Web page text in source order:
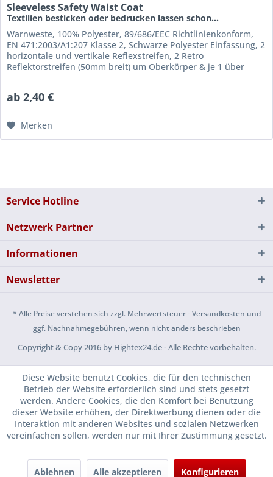
Sleeveless Safety Waist Coat
Textilien besticken oder bedrucken lassen schon...
Warnweste, 100% Polyester, 89/686/EEC Richtlinienkonform,
EN 471:2003/A1:207 Klasse 2, Schwarze Polyester Einfassung, 2
horizontale und vertikale Reflexstreifen, 2 Retro
Reflektorstreifen (50mm breit) um Oberkörper & je 1 über
ab 2,40 €
Merken
Service Hotline
Netzwerk Partner
Informationen
Newsletter
* Alle Preise verstehen sich zzgl. Mehrwertsteuer - Versandkosten und
ggf. Nachnahmegebühren, wenn nicht anders beschrieben
Copyright & Copy 2016 by Hightex24.de - Alle Rechte vorbehalten.
Diese Website benutzt Cookies, die für den technischen
Betrieb der Website erforderlich sind und stets gesetzt
werden. Andere Cookies, die den Komfort bei Benutzung
dieser Website erhöhen, der Direktwerbung dienen oder die
Interaktion mit anderen Websites und sozialen Netzwerken
vereinfachen sollen, werden nur mit Ihrer Zustimmung gesetzt.
Ablehnen Alle akzeptieren Konfigurieren